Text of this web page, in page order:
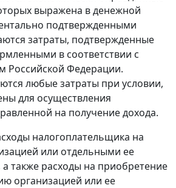
выражена в денежной
подтвержденными
затраты, подтвержденные
в соответствии с
Российской Федерации.
любые затраты при условии,
для осуществления
на получение дохода.
налогоплательщика на
или отдельными ее
также расходы на приобретение
организацией или ее